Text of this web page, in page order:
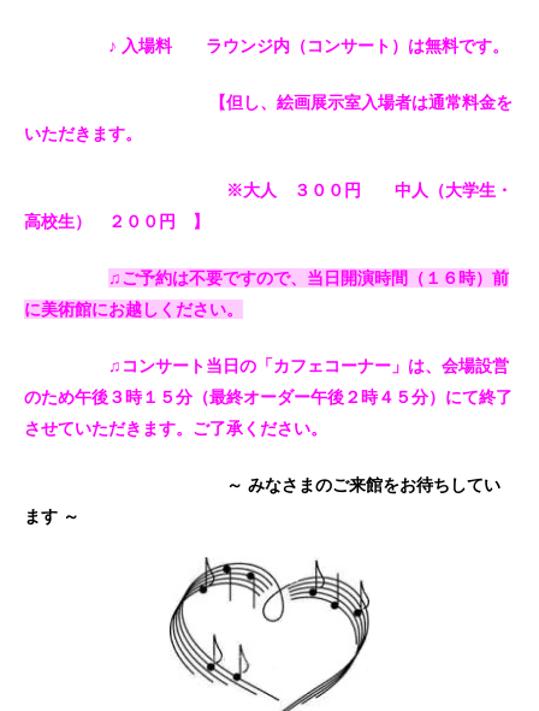
♪ 入場料 ラウンジ内（コンサート）は無料です。
【但し、絵画展示室入場者は通常料金を
いただきます。
※大人 ３００円 中人（大学生・
高校生） ２００円 】
♫ご予約は不要ですので、当日開演時間（１６時）前
に美術館にお越しください。
♫コンサート当日の「カフェコーナー」 は、会場設営
のため午後３時１５分（最終オーダー午後２時４５分）にて終了
させていただきます。ご了承ください。
～ みなさまのご来館をお待ちしてい
ます ～